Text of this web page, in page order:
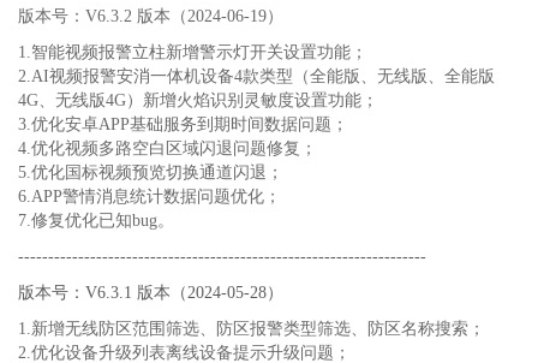
版本号：V6.3.2 版本（2024-06-19）
1.智能视频报警立柱新增警示灯开关设置功能；
2.AI视频报警安消一体机设备4款类型（全能版、无线版、全能版
4G、无线版4G）新增火焰识别灵敏度设置功能；
3.优化安卓APP基础服务到期时间数据问题；
4.优化视频多路空白区域闪退问题修复；
5.优化国标视频预览切换通道闪退；
6.APP警情消息统计数据问题优化；
7.修复优化已知bug。
--------------------------------------------------------------------
版本号：V6.3.1 版本（2024-05-28）
1.新增无线防区范围筛选、防区报警类型筛选、防区名称搜索；
2.优化设备升级列表离线设备提示升级问题；